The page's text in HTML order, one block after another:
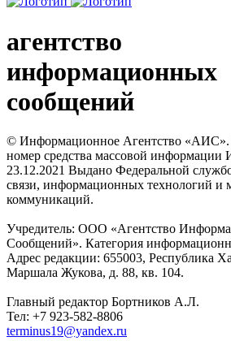
агентство
информационных
сообщений
© Информационное Агентство «АИС».
номер средства массовой
23.12.2021 Выдано Федеральной
связи, информационных технологий и
коммуникаций.
Учредитель: ООО «Агентство
Сообщений». Категория
Адрес редакции: 655003, Республика
Маршала Жукова, д. 88, кв. 104.
Главный редактор Бортников А.Л.
Тел: +7 923-582-8806
terminus19@yandex.ru